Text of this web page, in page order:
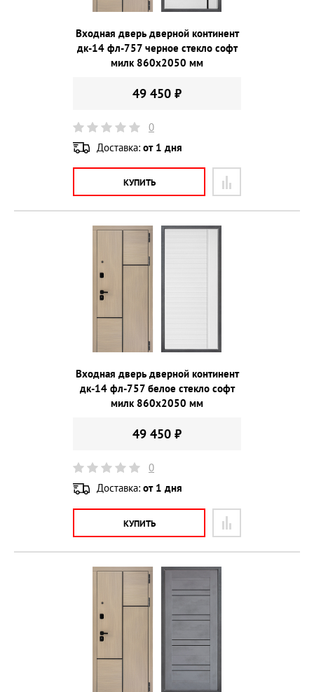
Входная дверь дверной континент
дк-14 фл-757 черное стекло софт
милк 860х2050 мм
49 450 ₽
0
Доставка: от 1 дня
КУПИТЬ
Входная дверь дверной континент
дк-14 фл-757 белое стекло софт
милк 860х2050 мм
49 450 ₽
0
Доставка: от 1 дня
КУПИТЬ